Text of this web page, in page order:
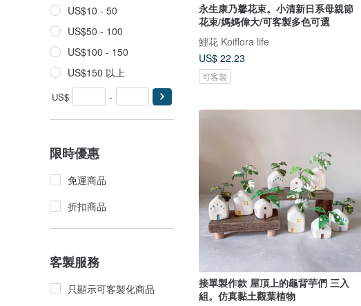
US$10 - 50
US$50 - 100
US$100 - 150
US$150 以上
US$ -
限時優惠
免運商品
折扣商品
客製服務
只顯示可客製化商品
永生康乃馨花束。小清新日系母親節
花束/媽媽偉大/可客製多色可選
鯉花 Koiflora life
US$ 22.23
可客製
接單製作款 屋頂上的龜背芋們 三入
組。仿真黏土觀葉植物